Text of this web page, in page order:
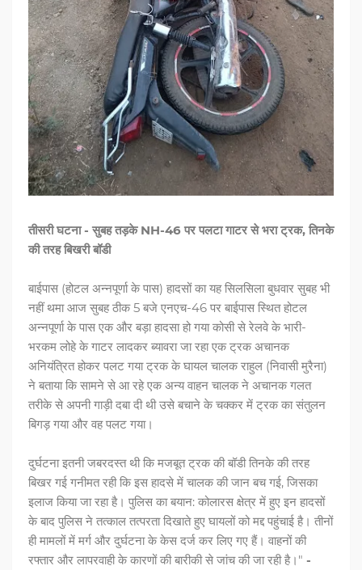
तीसरी घटना - सुबह तड़के NH-46 पर पलटा गाटर से भरा ट्रक, तिनके
की तरह बिखरी बॉडी
बाईपास (होटल अन्नपूर्णा के पास) हादसों का यह सिलसिला बुधवार सुबह भी
नहीं थमा आज सुबह ठीक 5 बजे एनएच-46 पर बाईपास स्थित होटल
अन्नपूर्णा के पास एक और बड़ा हादसा हो गया कोसी से रेलवे के भारी-
भरकम लोहे के गाटर लादकर ब्यावरा जा रहा एक ट्रक अचानक
अनियंत्रित होकर पलट गया ट्रक के घायल चालक राहुल (निवासी मुरैना)
ने बताया कि सामने से आ रहे एक अन्य वाहन चालक ने अचानक गलत
तरीके से अपनी गाड़ी दबा दी थी उसे बचाने के चक्कर में ट्रक का संतुलन
बिगड़ गया और वह पलट गया।
दुर्घटना इतनी जबरदस्त थी कि मजबूत ट्रक की बॉडी तिनके की तरह
बिखर गई गनीमत रही कि इस हादसे में चालक की जान बच गई, जिसका
इलाज किया जा रहा है। पुलिस का बयान: कोलारस क्षेत्र में हुए इन हादसों
के बाद पुलिस ने तत्काल तत्परता दिखाते हुए घायलों को मद्द पहुंचाई है। तीनों
ही मामलों में मर्ग और दुर्घटना के केस दर्ज कर लिए गए हैं। वाहनों की
रफ्तार और लापरवाही के कारणों की बारीकी से जांच की जा रही है।" -